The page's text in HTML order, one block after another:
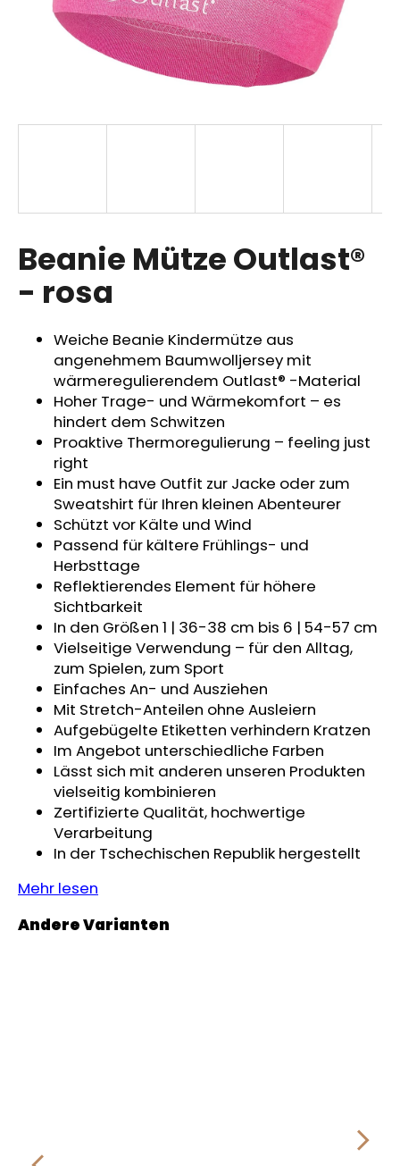
Beanie Mütze Outlast®
- rosa
Weiche Beanie Kindermütze aus
angenehmem Baumwolljersey mit
wärmeregulierendem Outlast® -Material
Hoher Trage- und Wärmekomfort – es
hindert dem Schwitzen
Proaktive Thermoregulierung – feeling just
right
Ein must have Outfit zur Jacke oder zum
Sweatshirt für Ihren kleinen Abenteurer
Schützt vor Kälte und Wind
Passend für kältere Frühlings- und
Herbsttage
Reflektierendes Element für höhere
Sichtbarkeit
In den Größen 1 | 36-38 cm bis 6 | 54-57 cm
Vielseitige Verwendung – für den Alltag,
zum Spielen, zum Sport
Einfaches An- und Ausziehen
Mit Stretch-Anteilen ohne Ausleiern
Aufgebügelte Etiketten verhindern Kratzen
Im Angebot unterschiedliche Farben
Lässt sich mit anderen unseren Produkten
vielseitig kombinieren
Zertifizierte Qualität, hochwertige
Verarbeitung
In der Tschechischen Republik hergestellt
Mehr lesen
SUCHEN
p
f
h
KINDERWAGENUNTERLAGE
OUTLAST®
GRAU
MELIERT
€43,35